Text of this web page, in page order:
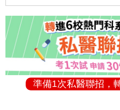
準備1次私醫聯招，